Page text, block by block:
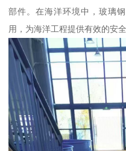
部件。在海洋环境中，玻璃
用，为海洋工程提供有效的安全